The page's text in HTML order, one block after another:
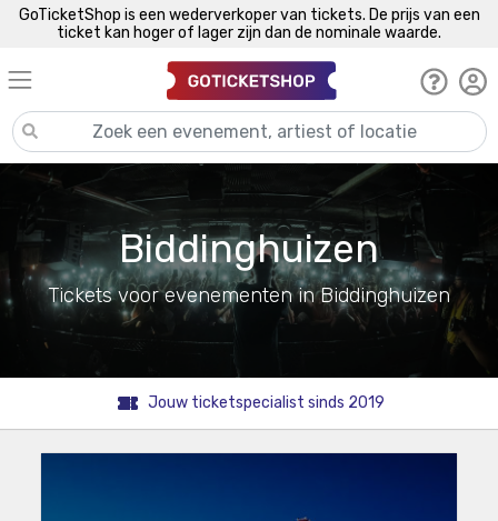
GoTicketShop is een wederverkoper van tickets. De prijs van een
ticket kan hoger of lager zijn dan de nominale waarde.
Biddinghuizen
Tickets voor evenementen in Biddinghuizen
Jouw ticketspecialist sinds 2019